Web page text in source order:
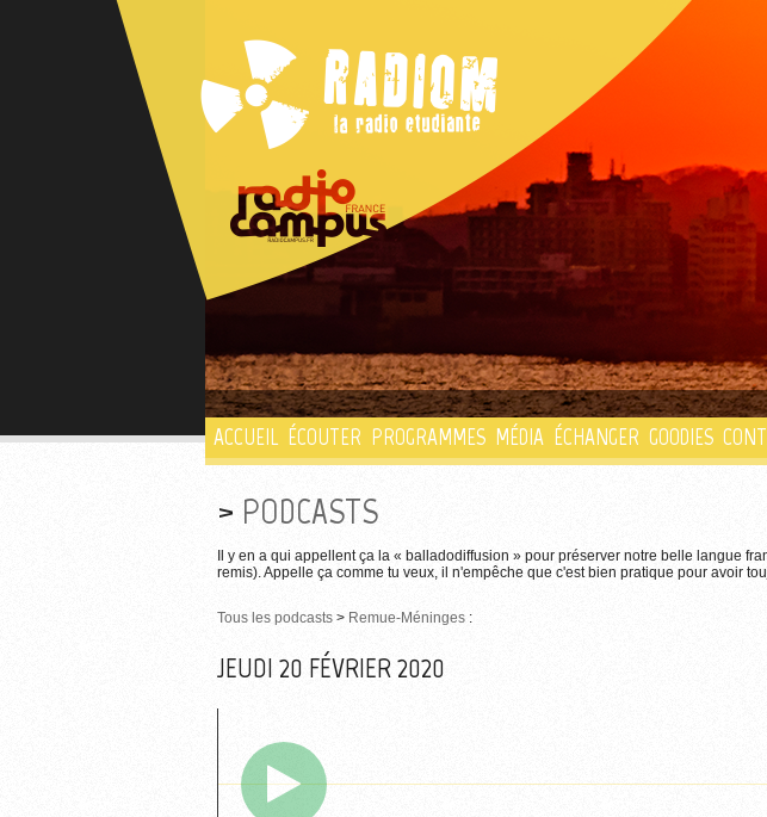
ACCUEIL ÉCOUTER PROGRAMMES MÉDIA ÉCHANGER GOODIES
PODCASTS
Il y en a qui appellent ça la « balladodiffusion » pour préserver notre belle langue
remis). Appelle ça comme tu veux, il n'empêche que c'est bien pratique pour avoir
Tous les podcasts > Remue-Méninges :
JEUDI 20 FÉVRIER 2020